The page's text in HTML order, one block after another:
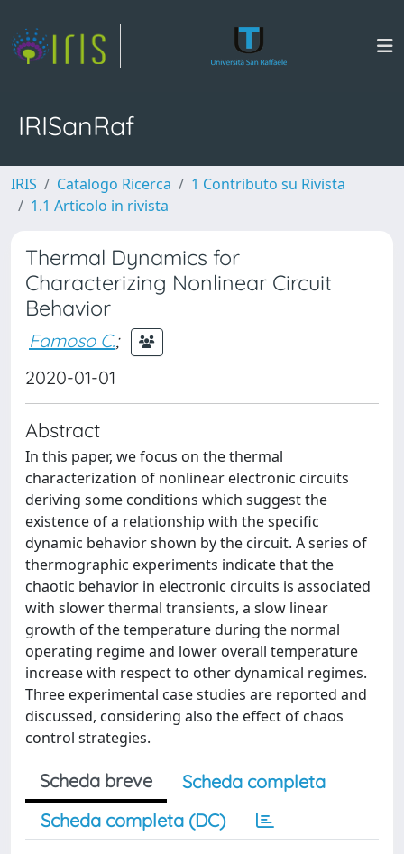
IRISanRaf
IRIS Catalogo Ricerca
1 Contributo su Rivista
1.1 Articolo in rivista
Thermal Dynamics for
Characterizing Nonlinear Circuit
Behavior
Famoso C.;
2020-01-01
Abstract
In this paper, we focus on the thermal
characterization of nonlinear electronic circuits
deriving some conditions which suggest the
existence of a relationship with the specific
dynamic behavior shown by the circuit. A series of
thermographic experiments indicate that the
chaotic behavior in electronic circuits is associated
with slower thermal transients, a slow linear
growth of the temperature during the normal
operating regime and lower overall temperature
increase with respect to other dynamical regimes.
Three experimental case studies are reported and
discussed, considering also the effect of chaos
control strategies.
Scheda breve
Scheda completa
Scheda completa (DC)